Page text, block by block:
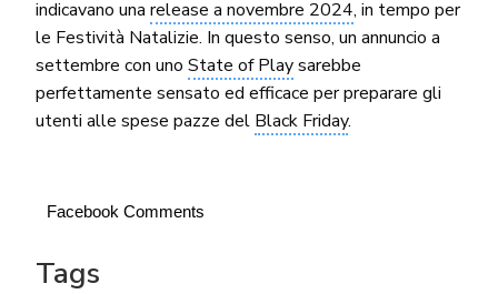
indicavano una release a novembre 2024, in tempo per
le Festività Natalizie. In questo senso, un annuncio a
settembre con unoState of Playsarebbe
perfettamente sensato ed efficace per preparare gli
utenti alle spese pazze del Black Friday.
Facebook Comments
Tags